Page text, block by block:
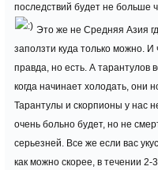
последствий будет не больше
Это же не Средняя Азия
заползти куда только можно. И
правда, но есть. А тарантулов
когда начинает холодать, они
Тарантулы и скорпионы у нас
очень больно будет, но не
серьезней. Все же если вас
как можно скорее, в течении